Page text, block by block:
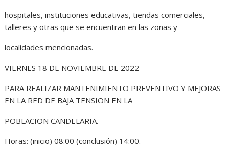
hospitales, instituciones educativas, tiendas comerciales,
talleres y otras que se encuentran en las zonas y
localidades mencionadas.
VIERNES 18 DE NOVIEMBRE DE 2022
PARA REALIZAR MANTENIMIENTO PREVENTIVO Y MEJORAS
EN LA RED DE BAJA TENSION EN LA
POBLACION CANDELARIA.
Horas: (inicio) 08:00 (conclusión) 14:00.